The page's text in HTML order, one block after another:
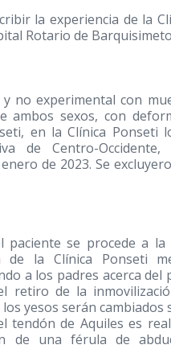
la experiencia de la
Rotario de
no experimental con
ambos sexos, con
en la Clínica Ponseti
de Centro-
de 2023. Se
paciente se procede a
la Clínica Ponseti
a los padres acerca
retiro de la
yesos serán
tendón de Aquiles es
de una férula de